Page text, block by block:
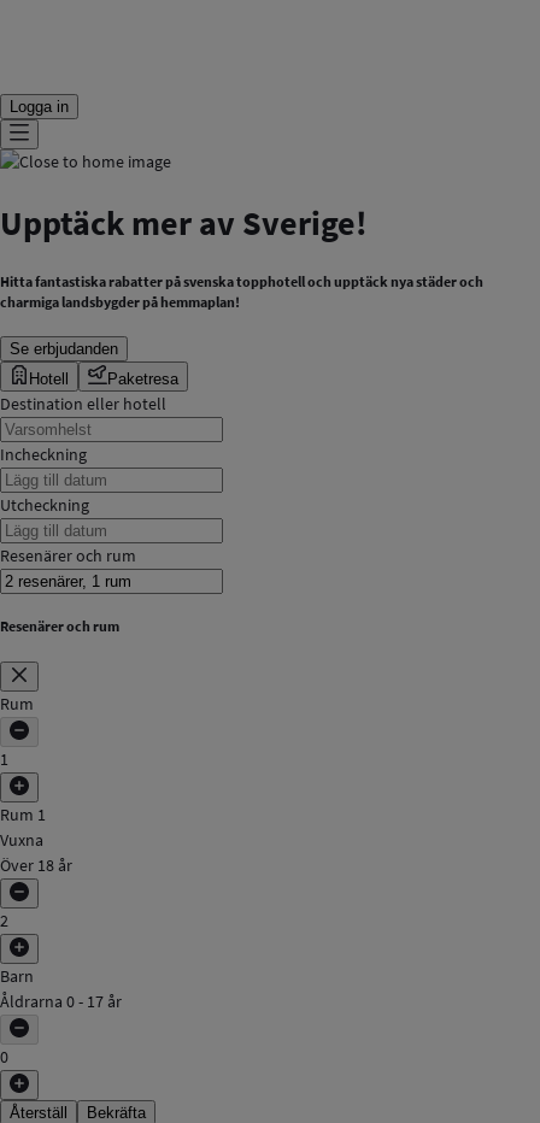
Logga in
Upptäck mer av Sverige!
Hitta fantastiska rabatter på svenska topphotell och upptäck nya städer och
charmiga landsbygder på hemmaplan!
Se erbjudanden
Hotell
Paketresa
Destination eller hotell
Incheckning
Utcheckning
Resenärer och rum
Resenärer och rum
Rum
1
Rum 1
Vuxna
Över 18 år
2
Barn
Åldrarna 0 - 17 år
0
Återställ Bekräfta